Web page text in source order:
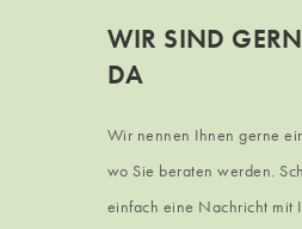
WIR SIND
DA
Wir nennen Ihnen gerne
wo Sie beraten werden.
einfach eine Nachricht mit